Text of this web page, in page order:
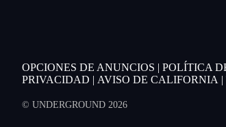
OPCIONES DE ANUNCIOS | POLÍTICA
PRIVACIDAD | AVISO DE CALIFORNIA |
© UNDERGROUND 2026